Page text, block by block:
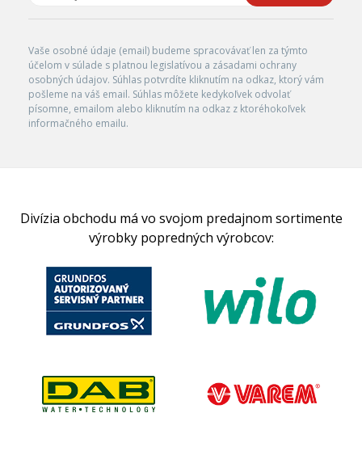
Vaše osobné údaje (email) budeme spracovávať len za týmto
účelom v súlade s platnou legislatívou a zásadami ochrany
osobných údajov. Súhlas potvrdíte kliknutím na odkaz, ktorý vám
pošleme na váš email. Súhlas môžete kedykoľvek odvolať
písomne, emailom alebo kliknutím na odkaz z ktoréhokoľvek
informačného emailu.
Divízia obchodu má vo svojom predajnom sortimente
výrobky popredných výrobcov: